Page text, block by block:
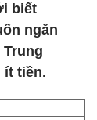
biết
ngăn
ít tiền.